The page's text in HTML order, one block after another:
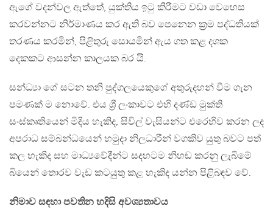
ඇගේ වදන්වල ඇත්තේ, යුක්තිය ඉටු කිරීමට වඩා වෙහෙස
කරවන්නට නිර්මාණය කර ඇති බව පෙනෙන ක්‍රම පද්ධතියක්
තරණය කරමින්, පිළිතුරු සොයමින් ඇය ගත කළ දශක
දෙකකට ආසන්න කාලයක බර යි.
සන්ධ්‍යා ගේ සටන තනි පුද්ගලයෙකුගේ අතුරුදහන් වීම ගැන
පමණක් ම නොවේ. එය ශ්‍රී ලංකාවට එහි දණ්ඩ මුක්ති
සංස්කෘතියෙන් මිදිය හැකිද, සිවිල් වැසියන්ට එරෙහිව කරන ලද
අපරාධ සම්බන්ධයෙන් හමුදා නිලධාරීන් වගකිව යුතු බවට පත්
කල හැකිද සහ මාධ්‍යවේදීන්ට සදහටම නිහඬ කරනු ලැබීමේ
බියෙන් තොරව වැඩ කටයුතු කළ හැකිද යන්න පිළිබඳව වේ.
නිමාව සඳහා පවතින හදිසි අවශ්‍යතාවය